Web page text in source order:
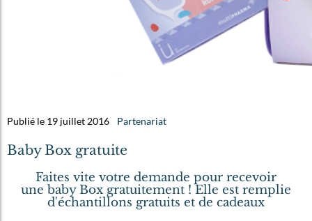
Publié le 19 juillet 2016 Partenariat
Baby Box gratuite
Faites vite votre demande pour recevoir
une baby Box gratuitement ! Elle est remplie
d'échantillons gratuits et de cadeaux